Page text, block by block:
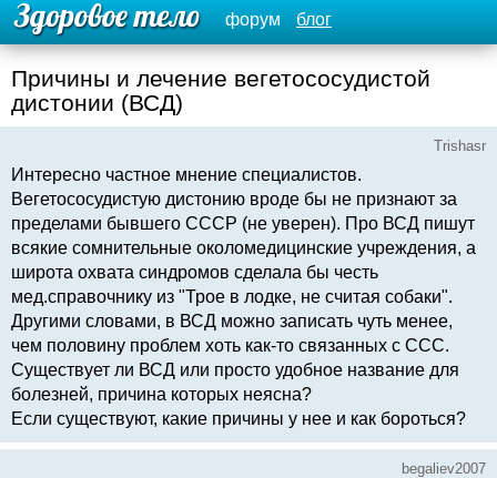
форум блог
Причины и лечение вегетососудистой
дистонии (ВСД)
Trishasr
Интересно частное мнение специалистов.
Вегетососудистую дистонию вроде бы не признают за
пределами бывшего СССР (не уверен). Про ВСД пишут
всякие сомнительные околомедицинские учреждения, а
широта охвата синдромов сделала бы честь
мед.справочнику из "Трое в лодке, не считая собаки".
Другими словами, в ВСД можно записать чуть менее,
чем половину проблем хоть как-то связанных с ССС.
Существует ли ВСД или просто удобное название для
болезней, причина которых неясна?
Если существуют, какие причины у нее и как бороться?
begaliev2007